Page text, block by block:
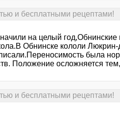
и бесплатными рецептами!
на целый
Обнинске кололи
была
Положение осложняется
и бесплатными рецептами!